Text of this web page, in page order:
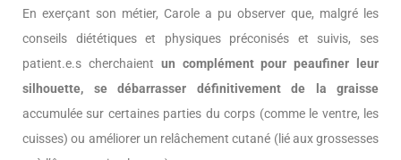
En exerçant son métier, Carole a pu observer que, malgré les
conseils diététiques et physiques préconisés et suivis, ses
patient.e.s cherchaient un complément pour peaufiner leur
silhouette, se débarrasser définitivement de la graisse
accumulée sur certaines parties du corps (comme le ventre, les
cuisses) ou améliorer un relâchement cutané (lié aux grossesses